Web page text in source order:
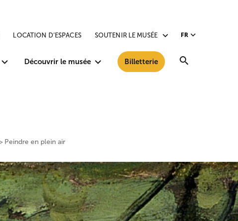
Découvrir le musée Billetterie
LOCATION D’ESPACES SOUTENIR LE MUSÉE FR
Peindre en plein air